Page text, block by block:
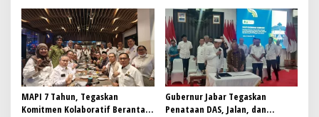
Jurnalistik
MAPI 7 Tahun, Tegaskan
Komitmen Kolaboratif Berantas
Gubernur Jabar Tegaskan
Penataan DAS, Jalan, dan